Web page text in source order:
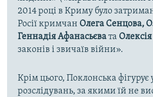
2014 році в Криму було
Росії кримчан Олега Сенцова,
Геннадія Афанасьєвата
законів і звичаїв війни».
Крім цього, Поклонська фігурує
розслідувань, за якими їй не